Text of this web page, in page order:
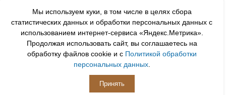
Мы используем куки, в том числе в целях сбора
статистических данных и обработки персональных данных с
использованием интернет-сервиса «Яндекс.Метрика».
Продолжая использовать сайт, вы соглашаетесь на
обработку файлов cookie и с Политикой обработки
персональных данных.
Принять
ПОДПИСЫВАЙСЯ